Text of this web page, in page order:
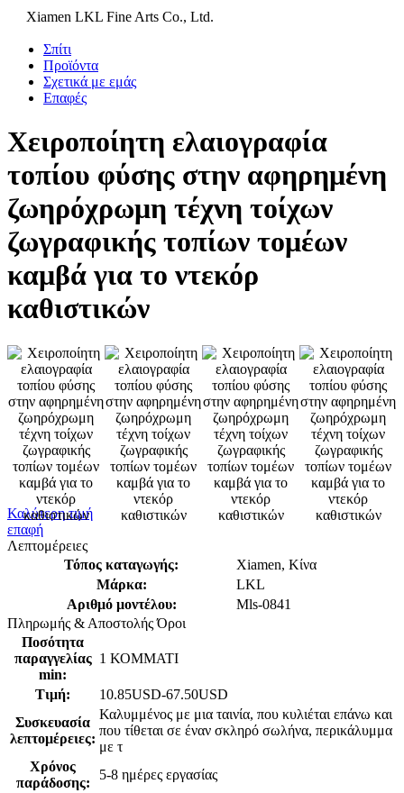
Xiamen LKL Fine Arts Co., Ltd.
Σπίτι
Προϊόντα
Σχετικά με εμάς
Επαφές
Χειροποίητη ελαιογραφία
τοπίου φύσης στην αφηρημένη
ζωηρόχρωμη τέχνη τοίχων
ζωγραφικής τοπίων τομέων
καμβά για το ντεκόρ
καθιστικών
Καλύτερη τιμή
επαφή
Λεπτομέρειες
Τόπος καταγωγής:
Xiamen, Κίνα
Μάρκα:
LKL
Αριθμό μοντέλου:
Mls-0841
Πληρωμής & Αποστολής Όροι
Ποσότητα
παραγγελίας
min:
1 ΚΟΜΜΑΤΙ
Τιμή:
10.85USD-67.50USD
Συσκευασία
λεπτομέρειες:
Καλυμμένος με μια ταινία, που κυλιέται επάνω και
που τίθεται σε έναν σκληρό σωλήνα, περικάλυμμα
με τ
Χρόνος
παράδοσης:
5-8 ημέρες εργασίας